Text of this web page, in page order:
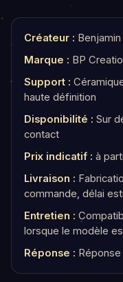
Créateur :
Marque : BP
Support :
haute définition
Disponibilité : Sur
contact
Prix indicatif : à
Livraison :
commande, délai
Entretien :
lorsque le modèle
Réponse :